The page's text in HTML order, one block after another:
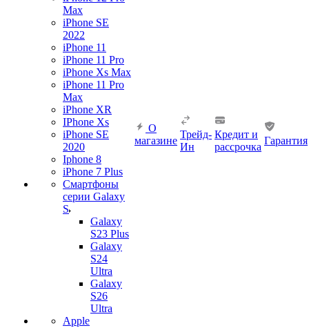
Max
iPhone SE
2022
iPhone 11
iPhone 11 Pro
iPhone Xs Max
iPhone 11 Pro
Max
iPhone XR
IPhone Xs
iPhone SE
2020
Iphone 8
iPhone 7 Plus
Смартфоны
серии Galaxy
S
Galaxy
S23 Plus
Galaxy
S24
Ultra
Galaxy
S26
Ultra
Apple
О
магазине
Трейд-
Ин
Кредит и
рассрочка
Гарантия